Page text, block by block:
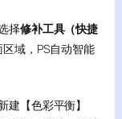
择修补工具（快捷
域，PS自动智能
【色彩平衡】